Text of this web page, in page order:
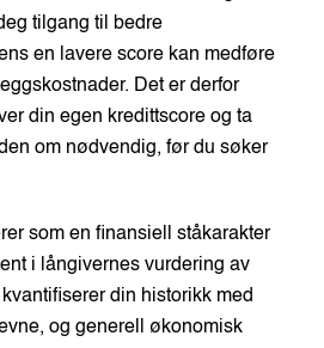
tilgang til bedre
en lavere score kan medføre
Det er derfor
din egen kredittscore og ta
om nødvendig, før du søker
som en finansiell ståkarakter
i långivernes vurdering av
din historikk med
og generell økonomisk